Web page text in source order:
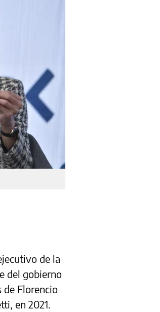
de la
del gobierno
de Florencio
en 2021.